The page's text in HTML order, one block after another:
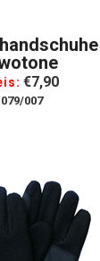
€7,90
079/007